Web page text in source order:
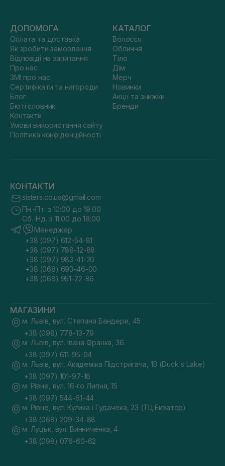
ДОПОМОГА
Оплата та доставка
Як зробити замовлення
Відповіді на запитання
Про нас
ЗМІ про нас
Сертифікати та нагороди
Блог
Бюті словник
Контакти
Умови використання сайту
Політика конфіденційності
КАТАЛОГ
Волосся
Обличчя
Тіло
Дім
Мерч
Новинки
Акції та знижки
Бренди
КОНТАКТИ
sisters.co.ua@gmail.com
Пн.-Пт. з 10:00 до 19:00
Сб.-Нд. з 11:00 до 18:00
Менеджер
+38 (097) 612-54-81
+38 (097) 788-12-88
+38 (097) 983-41-20
+38 (068) 693-46-00
+38 (068) 951-22-86
МАГАЗИНИ
м. Львів, вул. Степана Бандери, 45
+38 (098) 778-13-79
м. Львів, вул. Івана Франка, 36
+38 (097) 611-95-94
м. Львів, вул. Академіка Підстригача, 1В (Duck's Lake)
+38 (097) 101-97-16
м. Рівне, вул. 16-го Липня, 15
+38 (097) 544-61-44
м. Рівне, вул. Кулика і Гудачека, 23 (ТЦ Екватор)
+38 (068) 209-34-88
м. Луцьк, вул. Винниченка, 4
+38 (098) 076-60-62